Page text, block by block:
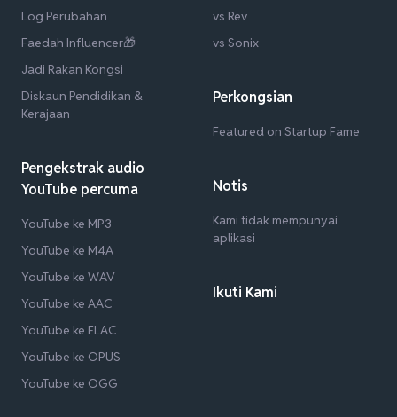
Log Perubahan
Faedah Influencer🎁
Jadi Rakan Kongsi
Diskaun Pendidikan &
Kerajaan
Pengekstrak audio
YouTube percuma
YouTube ke MP3
YouTube ke M4A
YouTube ke WAV
YouTube ke AAC
YouTube ke FLAC
YouTube ke OPUS
YouTube ke OGG
vs Rev
vs Sonix
Perkongsian
Featured on Startup Fame
Notis
Kami tidak mempunyai
aplikasi
Ikuti Kami